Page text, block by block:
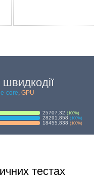
core, GPU
25707.32 (100%)
28291.858 (100%)
18455.838 (100%)
тестах